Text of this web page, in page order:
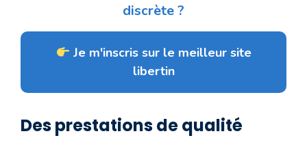
discrète ?
Je m'inscris sur le meilleur site
libertin
Des prestations de qualité